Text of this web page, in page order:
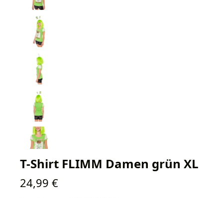
T-Shirt FLIMM Damen grün XL
Regulärer Preis:
24,99 €